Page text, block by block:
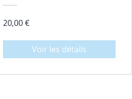
20,00 €
Voir les détails